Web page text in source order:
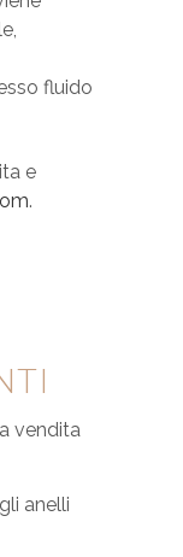
fluido
e
.
vendita
anelli